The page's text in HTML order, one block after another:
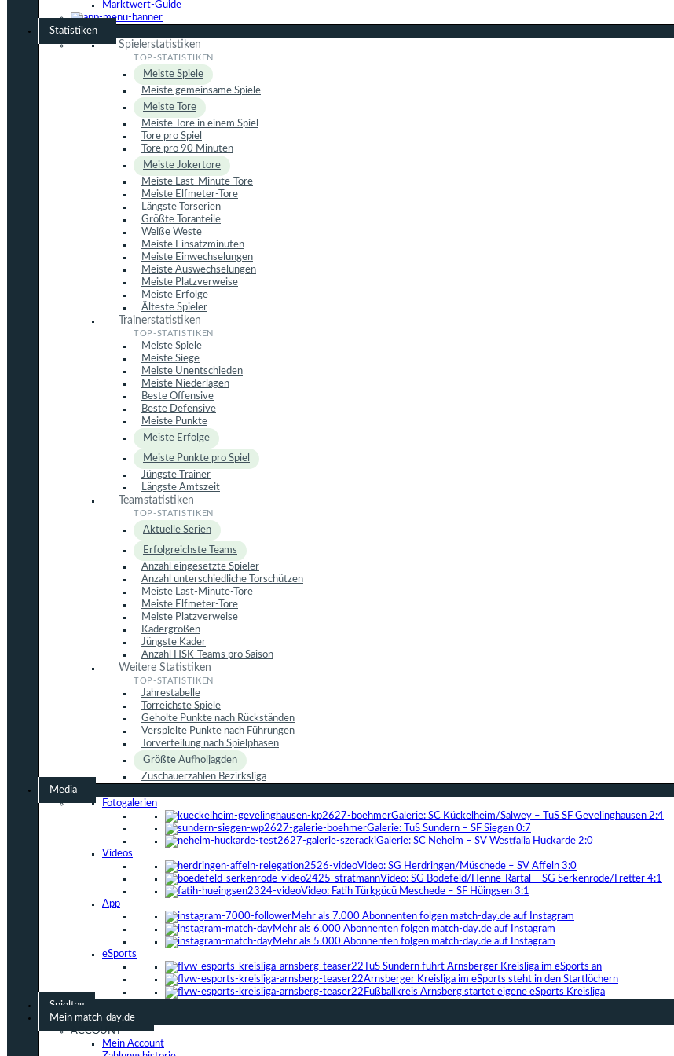
Marktwert-Guide
Statistiken
Spielerstatistiken
Meiste Spiele
Meiste gemeinsame Spiele
Meiste Tore
Meiste Tore in einem Spiel
Tore pro Spiel
Tore pro 90 Minuten
Meiste Jokertore
Meiste Last-Minute-Tore
Meiste Elfmeter-Tore
Längste Torserien
Größte Toranteile
Weiße Weste
Meiste Einsatzminuten
Meiste Einwechselungen
Meiste Auswechselungen
Meiste Platzverweise
Meiste Erfolge
Älteste Spieler
Trainerstatistiken
Meiste Spiele
Meiste Siege
Meiste Unentschieden
Meiste Niederlagen
Beste Offensive
Beste Defensive
Meiste Punkte
Meiste Erfolge
Meiste Punkte pro Spiel
Jüngste Trainer
Längste Amtszeit
Teamstatistiken
Aktuelle Serien
Erfolgreichste Teams
Anzahl eingesetzte Spieler
Anzahl unterschiedliche Torschützen
Meiste Last-Minute-Tore
Meiste Elfmeter-Tore
Meiste Platzverweise
Kadergrößen
Jüngste Kader
Anzahl HSK-Teams pro Saison
Weitere Statistiken
Jahrestabelle
Torreichste Spiele
Geholte Punkte nach Rückständen
Verspielte Punkte nach Führungen
Torverteilung nach Spielphasen
Größte Aufholjagden
Zuschauerzahlen Bezirksliga
Media
Fotogalerien
Galerie: SC Kückelheim/Salwey – TuS SF Gevelinghausen 2:4
Galerie: TuS Sundern – SF Siegen 0:7
Galerie: SC Neheim – SV Westfalia Huckarde 2:0
Videos
Video: SG Herdringen/Müschede – SV Affeln 3:0
Video: SG Bödefeld/Henne-Rartal – SG Serkenrode/Fretter 4:1
Video: Fatih Türkgücü Meschede – SF Hüingsen 3:1
App
Mehr als 7.000 Abonnenten folgen match-day.de auf Instagram
Mehr als 6.000 Abonnenten folgen match-day.de auf Instagram
Mehr als 5.000 Abonnenten folgen match-day.de auf Instagram
eSports
TuS Sundern führt Arnsberger Kreisliga im eSports an
Arnsberger Kreisliga im eSports steht in den Startlöchern
Fußballkreis Arnsberg startet eigene eSports Kreisliga
Spieltag
Mein match-day.de
ACCOUNT
Mein Account